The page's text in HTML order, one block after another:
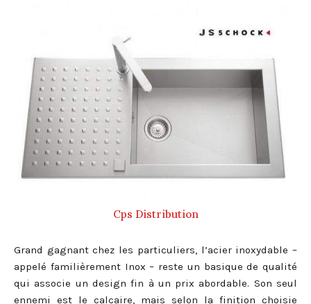
Cps Distribution
Grand gagnant chez les particuliers, l’acier inoxydable –
appelé familièrement Inox – reste un basique de qualité
qui associe un design fin à un prix abordable. Son seul
ennemi est le calcaire, mais selon la finition choisie